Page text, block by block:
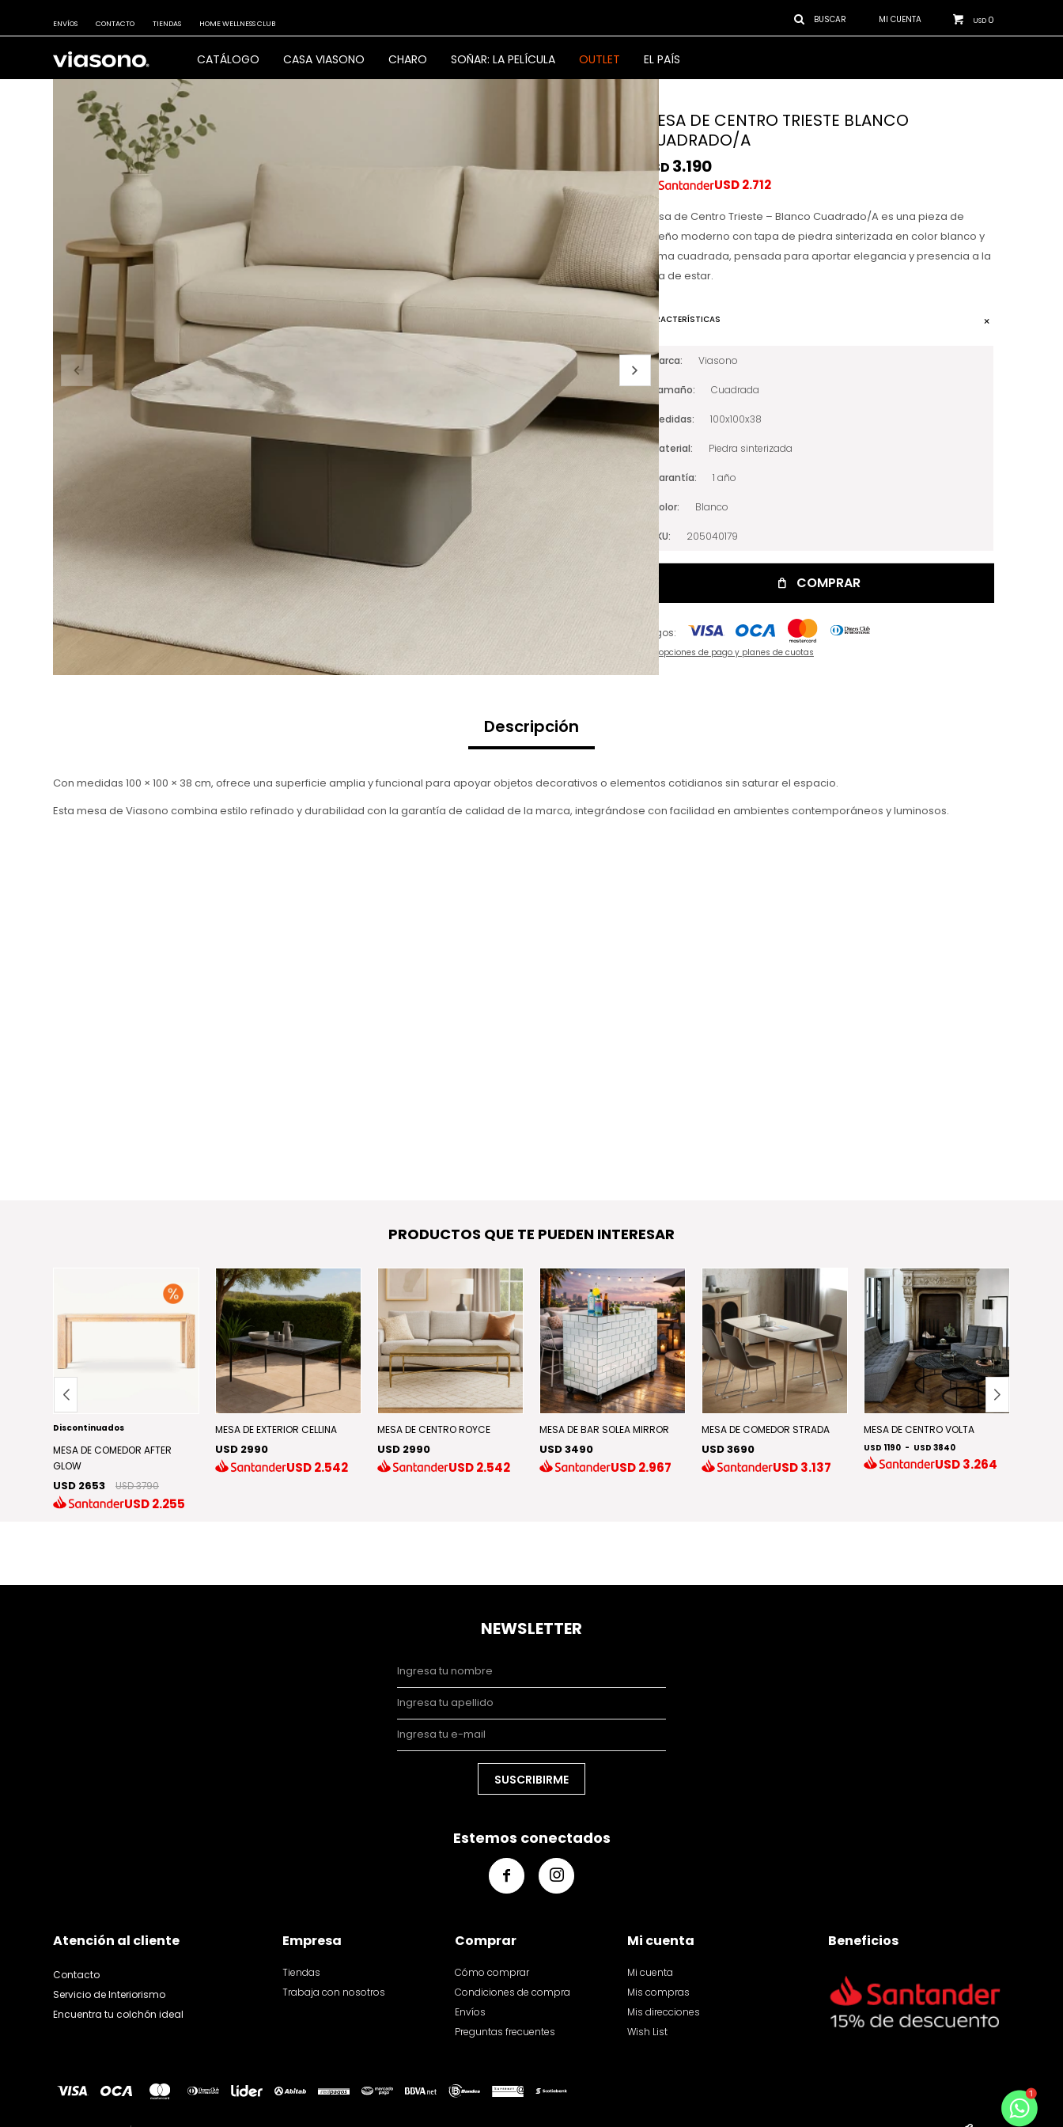
CATÁLOGO CASA VIASONO CHARO SOÑAR: LA PELÍCULA OUTLET EL PAÍS
USD 0
ENVÍOS CONTACTO TIENDAS HOME WELLNESS CLUB
MESA DE CENTRO TRIESTE BLANCO
CUADRADO/A
USD 3.190
USD2.712
Mesa de Centro Trieste – Blanco Cuadrado/A es una pieza de
diseño moderno con tapa de piedra sinterizada en color blanco y
forma cuadrada, pensada para aportar elegancia y presencia a la
sala de estar.
CARACTERÍSTICAS
Marca Viasono
Tamaño Cuadrada
Medidas 100x100x38
Material Piedra sinterizada
Garantía 1 año
Color Blanco
SKU 205040179
COMPRAR
Pagos:
Ver opciones de pago y planes de cuotas
Descripción
Con medidas 100 × 100 × 38 cm, ofrece una superficie amplia y funcional para apoyar objetos decorativos o elementos cotidianos sin saturar el espacio.
Esta mesa de Viasono combina estilo refinado y durabilidad con la garantía de calidad de la marca, integrándose con facilidad en ambientes contemporáneos y luminosos.
PRODUCTOS QUE TE PUEDEN INTERESAR
Discontinuados
MESA DE COMEDOR AFTER
GLOW
USD 2653 USD 3790
USD2.255
MESA DE EXTERIOR CELLINA
USD 2990
USD2.542
MESA DE CENTRO ROYCE
USD 2990
USD2.542
MESA DE BAR SOLEA MIRROR
USD 3490
USD2.967
MESA DE COMEDOR STRADA
USD 3690
USD3.137
MESA DE CENTRO VOLTA
USD 1190 - USD 3840
USD3.264
Atención al cliente
Contacto
Servicio de Interiorismo
Encuentra tu colchón ideal
Empresa
Tiendas
Trabaja con nosotros
Comprar
Cómo comprar
Condiciones de compra
Envíos
Preguntas frecuentes
Mi cuenta
Mi cuenta
Mis compras
Mis direcciones
Wish List
Beneficios
NEWSLETTER
SUSCRIBIRME
Estemos conectados
 